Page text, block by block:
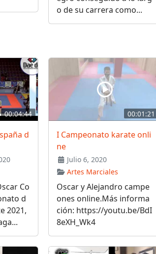
o de su carrera como...
00:04:44
d
Co
d
2021,
00:01:21
I Campeonato karate onli
ne
Julio 6, 2020
Artes Marciales
Oscar y Alejandro campe
ones online.Más informa
ción: https://youtu.be/BdI
8eXH_Wk4